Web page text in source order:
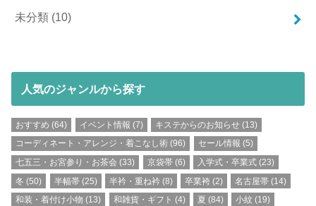
未分類 (10)
人気のジャンルから探す
おすすめ (64) イベント情報 (7) キステからのお知らせ(13)
コーディネート・アレンジ・着こなし術 (96) セール情報 (5)
七五三・お宮参り・お茶会 (33) 京袋帯(6) 入学式・卒業式(23)
冬 (50) 半幅帯(25) 半衿・重ね衿 (8) 卒業袴 (2) 名古屋帯 (14)
和装・着付け小物 (13) 和雑貨・ギフト (4) 夏 (84) 小紋 (19)